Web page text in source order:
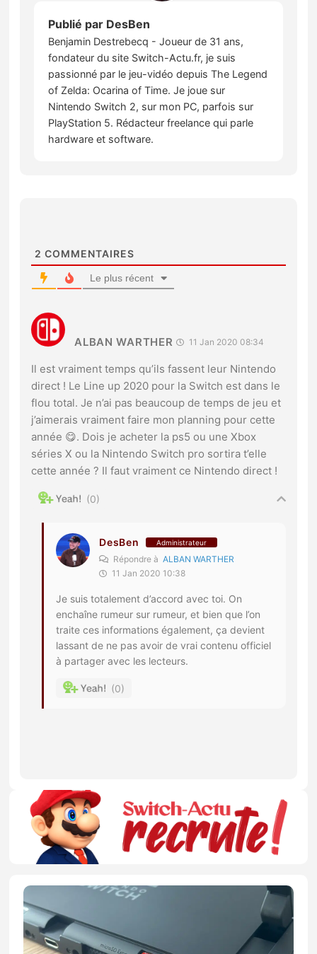
Publié par DesBen
Benjamin Destrebecq - Joueur de 31 ans,
fondateur du site Switch-Actu.fr, je suis
passionné par le jeu-vidéo depuis The Legend
of Zelda: Ocarina of Time. Je joue sur
Nintendo Switch 2, sur mon PC, parfois sur
PlayStation 5. Rédacteur freelance qui parle
hardware et software.
2 COMMENTAIRES
Le plus récent
ALBAN WARTHER 11 Jan 2020 08:34
Il est vraiment temps qu’ils fassent leur Nintendo
direct ! Le Line up 2020 pour la Switch est dans le
flou total. Je n’ai pas beaucoup de temps de jeu et
j’aimerais vraiment faire mon planning pour cette
année 😋. Dois je acheter la ps5 ou une Xbox
séries X ou la Nintendo Switch pro sortira t’elle
cette année ? Il faut vraiment ce Nintendo direct !
0
DesBen Administrateur
Répondre àALBAN WARTHER
11 Jan 2020 10:38
Je suis totalement d’accord avec toi. On
enchaîne rumeur sur rumeur, et bien que l’on
traite ces informations également, ça devient
lassant de ne pas avoir de vrai contenu officiel
à partager avec les lecteurs.
0